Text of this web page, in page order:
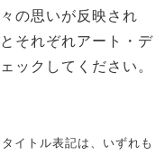
の思いが反映され
それぞれアート・デ
ックしてください。
イトル表記は、いずれも